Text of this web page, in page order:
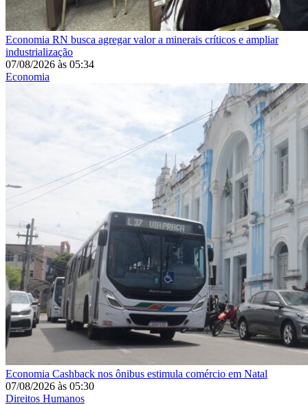
Economia RN busca agregar valor a minerais críticos e ampliar
industrialização
07/08/2026 às 05:34
Economia
Economia Cashback nos ônibus estimula comércio em Natal
07/08/2026 às 05:30
Direitos Humanos